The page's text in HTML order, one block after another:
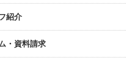
紹介
・資料請求